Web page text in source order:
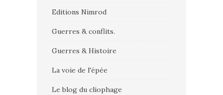
Editions Nimrod
Guerres & conflits.
Guerres & Histoire
La voie de l'épée
Le blog du cliophage